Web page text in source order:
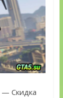
— Скидка